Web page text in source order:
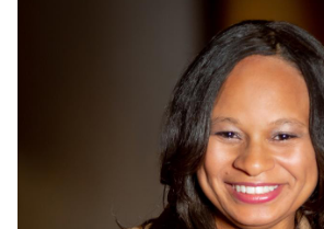
マギーはバージニア州のジェームズ・マ
学士号を、ジョージ・メイソン大学で経